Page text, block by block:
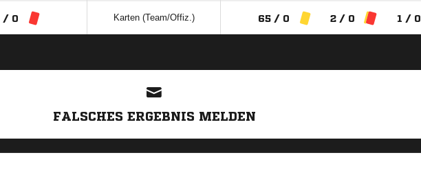
/ 0 Karten (Team/Offiz.) 65 / 0 2 / 0 1 / 0
FALSCHES ERGEBNIS MELDEN